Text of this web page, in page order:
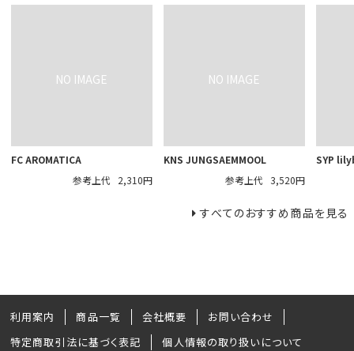
FC AROMATICA
参考上代
2,310円
KNS JUNGSAEMMOOL
参考上代
3,520円
SYP
すべてのおすすめ商品を見る
利用案内 商品一覧 会社概要
お問い合わせ
特定商取引法に基づく表記
個人情報の取り扱いについて